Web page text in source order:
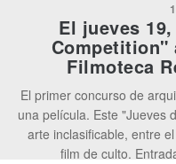
El jueves
Competition"
Filmoteca
El primer concurso de
una película. Este "Jueves
arte inclasificable, entre
film de culto.